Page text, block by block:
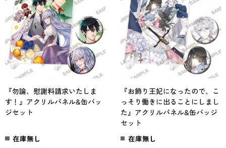
『勿論、慰謝料請求いたしま
す！』アクリルパネル&缶バッ
ジセット
在庫無し
『お飾り王妃になったので、こ
っそり働きに出ることにしまし
た』アクリルパネル&缶バッジ
セット
在庫無し